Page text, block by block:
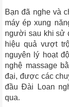
Bạn đã nghe và
máy ép xung
người sau khi sử
hiệu quả vượt
nguyên lý hoạt
nghệ massage
đại, được các
đầu Đài Loan
qua.